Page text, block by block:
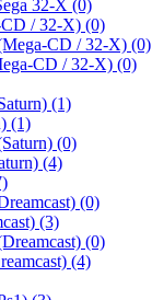
32-X (0)
CD / 32-X) (0)
CD / 32-X) (0)
CD / 32-X) (0)
(1)
(1)
(0)
(4)
(0)
(3)
(0)
(4)